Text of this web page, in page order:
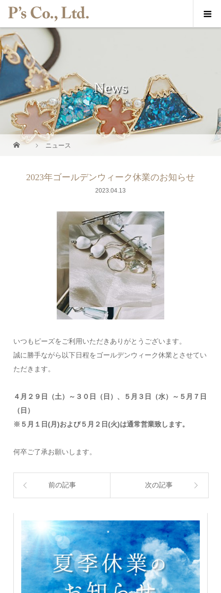
News
ニュース
2023年ゴールデンウィーク休業のお知らせ
2023.04.13
いつもピーズをご利用いただきありがとうございます。
誠に勝手ながら以下日程をゴールデンウィーク休業とさせてい
ただきます。
４月２９日（土）～３０日（日）、５月３日（水）～５月７日
（日）
※５月１日(月)および５月２日(火)は通常営業致します。
何卒ご了承お願いします。
前の記事 次の記事